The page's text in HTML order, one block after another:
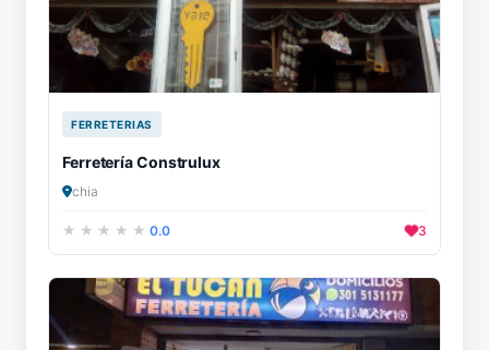
FERRETERIAS
Ferretería Construlux
chia
0.0 3